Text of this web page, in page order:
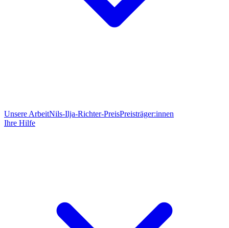
Unsere ArbeitNils-Ilja-Richter-PreisPreisträger:innen
Ihre Hilfe